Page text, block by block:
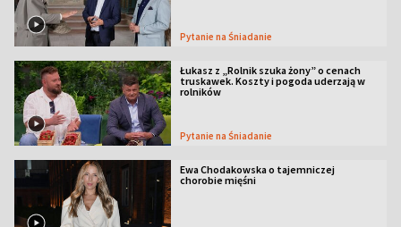
Pytanie na Śniadanie
Łukasz z „Rolnik szuka żony” o cenach
truskawek. Koszty i pogoda uderzają w
rolników
Pytanie na Śniadanie
Ewa Chodakowska o tajemniczej
chorobie mięśni